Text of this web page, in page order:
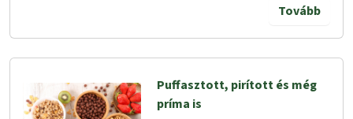
Tovább
Puffasztott, pirított és még
príma is